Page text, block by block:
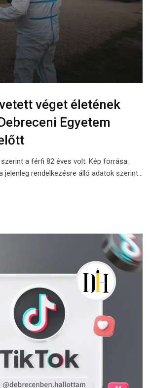
véget életének
Egyetem
a férfi 82 éves volt. Kép forrása:
jelenleg rendelkezésre álló adatok szerint…